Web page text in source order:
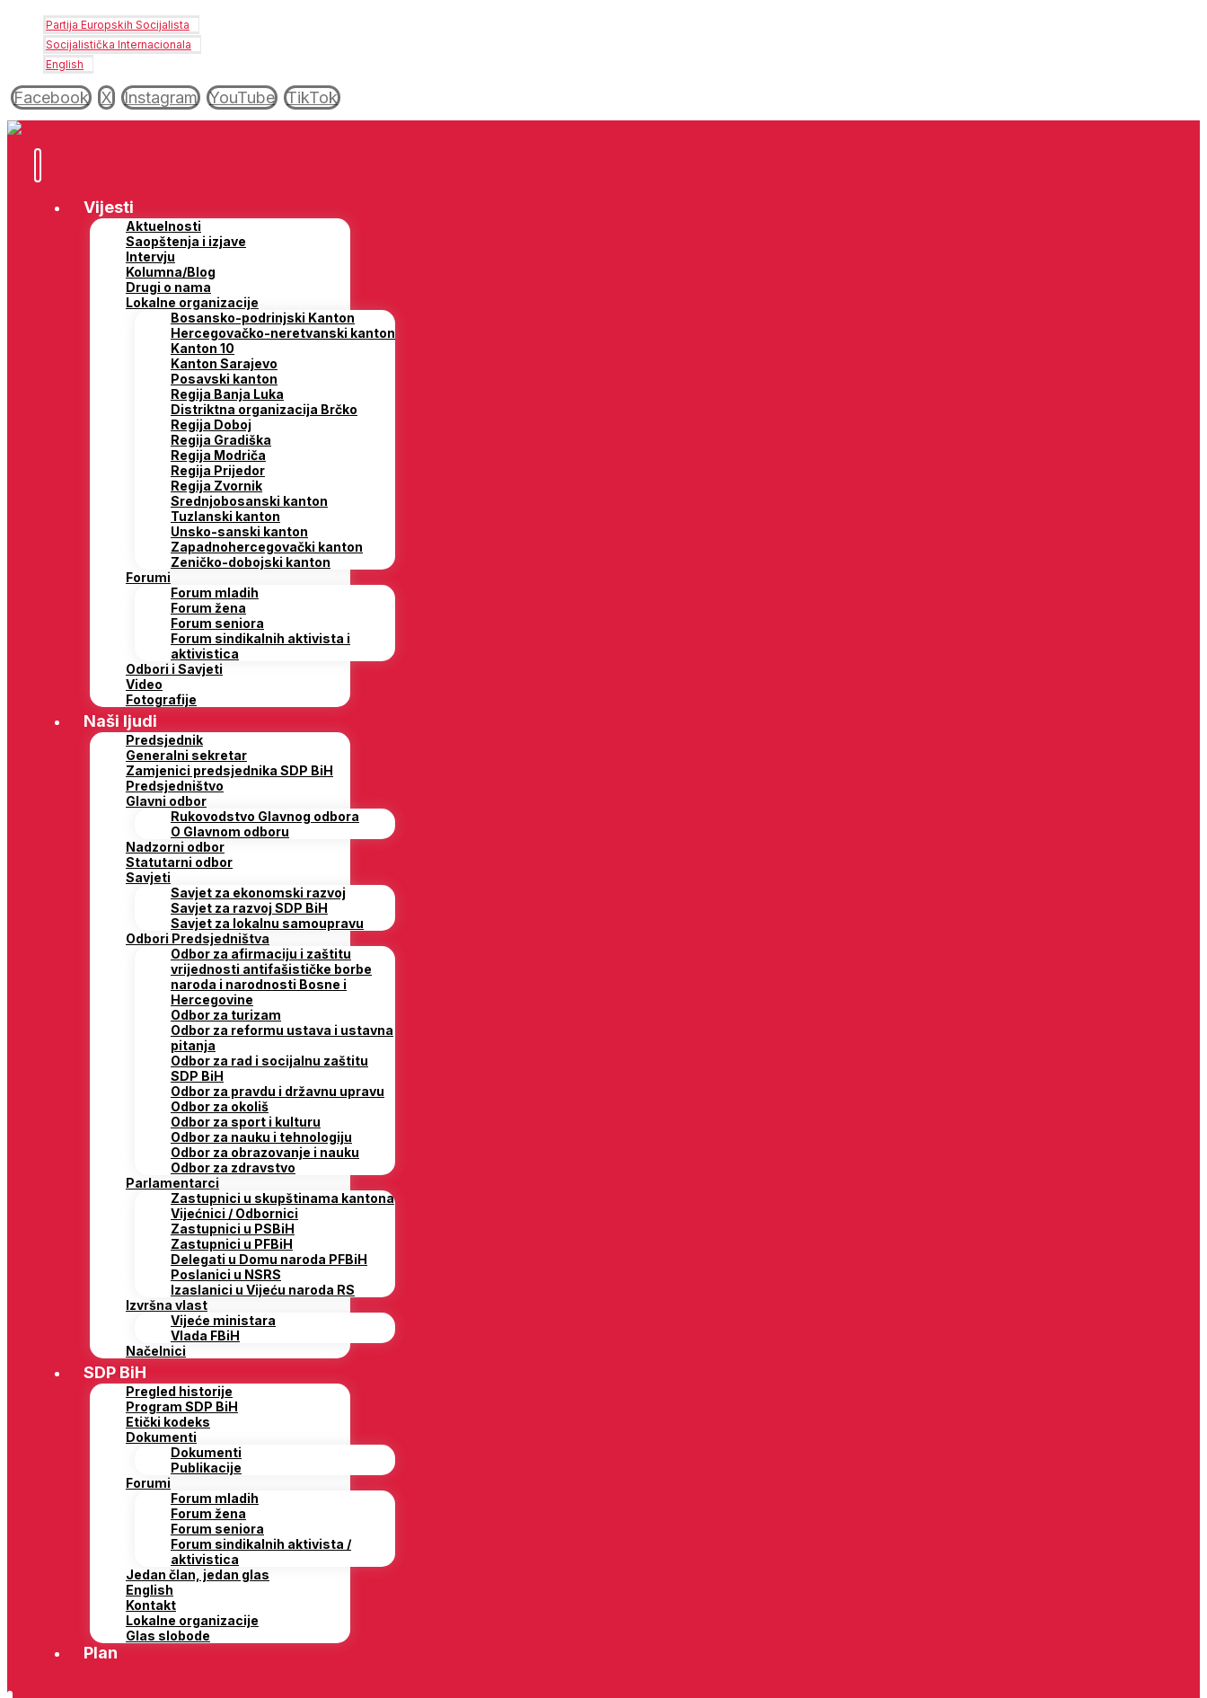
Partija Europskih Socijalista
Socijalistička Internacionala
English
Facebook X Instagram YouTube TikTok
Vijesti
Aktuelnosti
Saopštenja i izjave
Intervju
Kolumna/Blog
Drugi o nama
Lokalne organizacije
Bosansko-podrinjski Kanton
Hercegovačko-neretvanski kanton
Kanton 10
Kanton Sarajevo
Posavski kanton
Regija Banja Luka
Distriktna organizacija Brčko
Regija Doboj
Regija Gradiška
Regija Modriča
Regija Prijedor
Regija Zvornik
Srednjobosanski kanton
Tuzlanski kanton
Unsko-sanski kanton
Zapadnohercegovački kanton
Zeničko-dobojski kanton
Forumi
Forum mladih
Forum žena
Forum seniora
Forum sindikalnih aktivista i
aktivistica
Odbori i Savjeti
Video
Fotografije
Naši ljudi
Predsjednik
Generalni sekretar
Zamjenici predsjednika SDP BiH
Predsjedništvo
Glavni odbor
Rukovodstvo Glavnog odbora
O Glavnom odboru
Nadzorni odbor
Statutarni odbor
Savjeti
Savjet za ekonomski razvoj
Savjet za razvoj SDP BiH
Savjet za lokalnu samoupravu
Odbori Predsjedništva
Odbor za afirmaciju i zaštitu
vrijednosti antifašističke borbe
naroda i narodnosti Bosne i
Hercegovine
Odbor za turizam
Odbor za reformu ustava i ustavna
pitanja
Odbor za rad i socijalnu zaštitu
SDP BiH
Odbor za pravdu i državnu upravu
Odbor za okoliš
Odbor za sport i kulturu
Odbor za nauku i tehnologiju
Odbor za obrazovanje i nauku
Odbor za zdravstvo
Parlamentarci
Zastupnici u skupštinama kantona
Vijećnici / Odbornici
Zastupnici u PSBiH
Zastupnici u PFBiH
Delegati u Domu naroda PFBiH
Poslanici u NSRS
Izaslanici u Vijeću naroda RS
Izvršna vlast
Vijeće ministara
Vlada FBiH
Načelnici
SDP BiH
Pregled historije
Program SDP BiH
Etički kodeks
Dokumenti
Dokumenti
Publikacije
Forumi
Forum mladih
Forum žena
Forum seniora
Forum sindikalnih aktivista /
aktivistica
Jedan član, jedan glas
English
Kontakt
Lokalne organizacije
Glas slobode
Plan